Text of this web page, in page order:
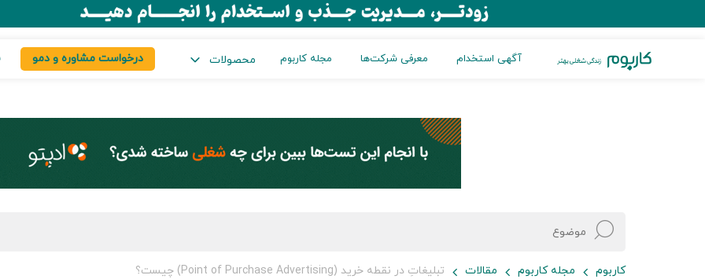
آگهی استخدام معرفی شرکت‌ها مجله کاربوم محصولات درخواست مشاوره و دمو
کاربوم مجله کاربوم مقالات تبلیغاتِ در نقطه خرید (Point of Purchase Advertising) چیست؟